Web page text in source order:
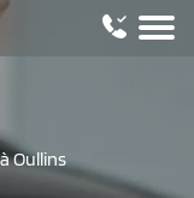
Oullins